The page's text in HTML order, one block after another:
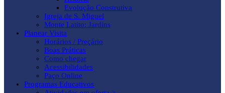
Evolução Construtiva
Igreja de S. Miguel
Monte Latito: Jardins
Planear Visita
Horários / Preçário
Boas Práticas
Como chegar
Acessibilidades
Paço Online
Programas Educativos